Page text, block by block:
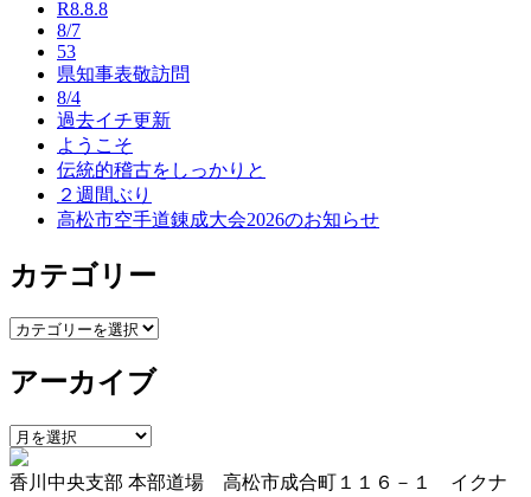
R8.8.8
8/7
53
県知事表敬訪問
8/4
過去イチ更新
ようこそ
伝統的稽古をしっかりと
２週間ぶり
高松市空手道錬成大会2026のお知らせ
カテゴリー
カ
ゴ
ー
アーカイブ
ア
ー
カ
香川中央支部 本部道場 高松市成合町１１６－１ イクナ